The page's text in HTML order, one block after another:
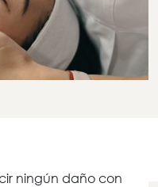
ningún daño con